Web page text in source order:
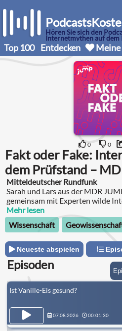
Hören Sie sich den
Internetmythen auf
JUMP an
Top 100 Entdecken
0 0
Fakt oder Fake:
dem Prüfstand –
Mitteldeutscher Rundfunk
Sarah und Lars aus der MDR
gemeinsam mit Experten wilde
Wahrheitsgehalt.
Mehr lesen
Wissenschaft
Neueste abspielen
Episoden
Ist Vanille-Eis gesund?
07.08.2026 00:01:30